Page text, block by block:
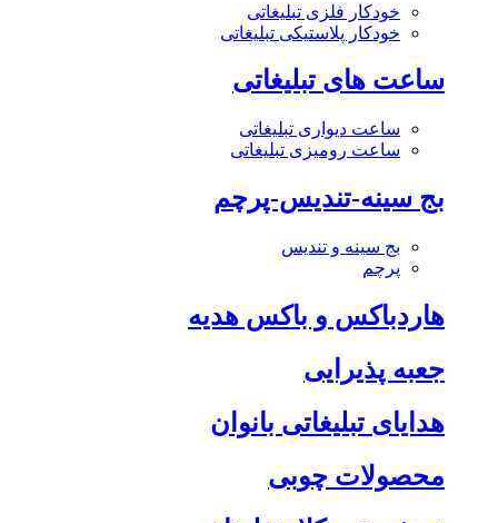
خودکار فلزی تبلیغاتی
خودکار پلاستیکی تبلیغاتی
ساعت های تبلیغاتی
ساعت دیواری تبلیغاتی
ساعت رومیزی تبلیغاتی
بج سینه-تندیس-پرچم
بج سینه و تندیس
پرچم
هاردباکس و باکس هدیه
جعبه پذیرایی
هدایای تبلیغاتی بانوان
محصولات چوبی